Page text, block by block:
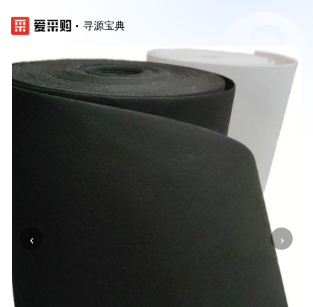
寻源宝典
‹ ›